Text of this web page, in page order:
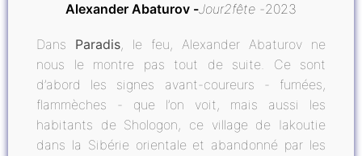
Alexander Abaturov Jour2fête 2023
Dans Paradis, le feu, Alexander Abaturov ne
nous le montre pas tout de suite. Ce sont
d’abord les signes avant-coureurs - fumées,
flammèches - que l’on voit, mais aussi les
habitants de Shologon, ce village de Iakoutie
dans la Sibérie orientale et abandonné par les